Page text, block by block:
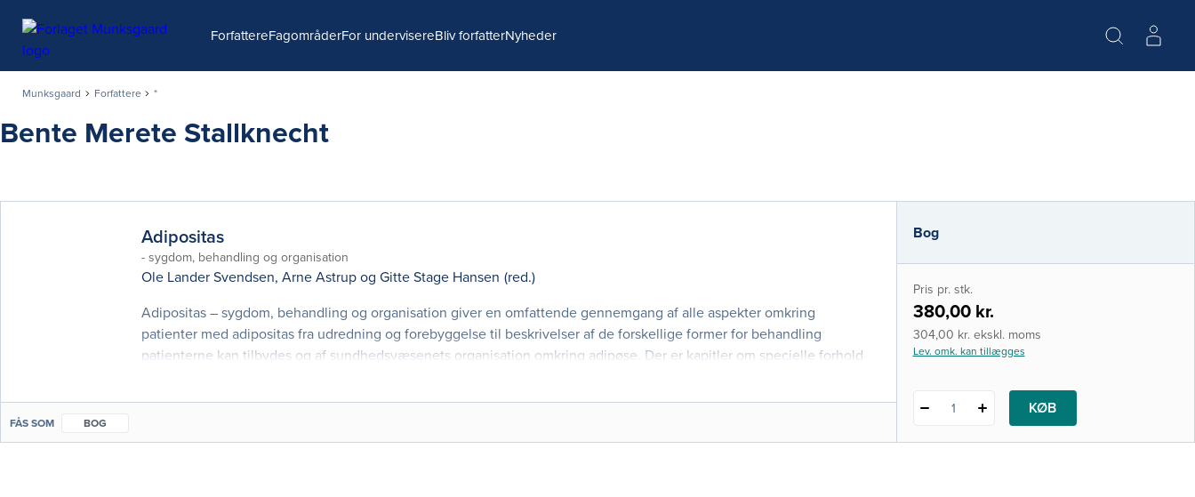
ForfattereFagområderFor undervisereBliv forfatterNyheder
Munksgaard Forfattere *
Bente Merete Stallknecht
Adipositas
- sygdom, behandling og organisation
Ole Lander Svendsen, Arne Astrup og Gitte Stage Hansen (red.)
Adipositas – sygdom, behandling og organisation giver en omfattende gennemgang af alle aspekter omkring
patienter med adipositas fra udredning og forebyggelse til beskrivelser af de forskellige former for behandling
patienterne kan tilbydes og af sundhedsvæsenets organisation omkring adipøse. Der er kapitler om specielle forhold
FÅS SOM BOG
Bog
Pris pr. stk.
380,00 kr.
304,00 kr. ekskl. moms
Lev. omk. kan tillægges
1 KØB